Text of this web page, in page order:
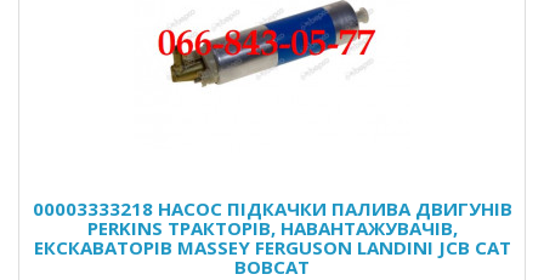
00003333218 НАСОС ПІДКАЧКИ ПАЛИВА ДВИГУНІВ
PERKINS ТРАКТОРІВ, НАВАНТАЖУВАЧІВ,
ЕКСКАВАТОРІВ MASSEY FERGUSON LANDINI JCB CAT
BOBCAT